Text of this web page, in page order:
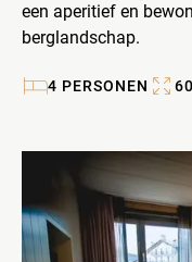
een aperitief en
berglandschap.
4 PERSONEN 60